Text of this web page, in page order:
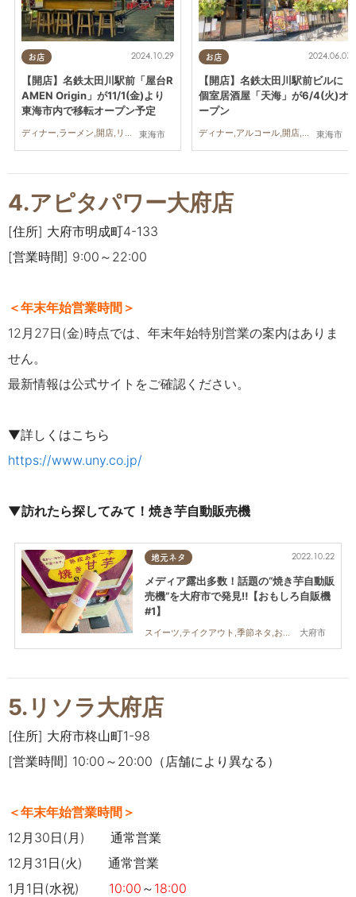
お店
東海市
2024.10.29
【開店】名鉄太田川駅前「屋台R
AMEN Origin」が11/1(金)より
東海市内で移転オープン予定
お店
東海市
2024.06.07
【開店】名鉄太田川駅前ビルに
個室居酒屋「天海」が6/4(火)オ
ープン
4.アピタパワー大府店
[住所] 大府市明成町4-133
[営業時間] 9:00～22:00
＜年末年始営業時間＞
12月27日(金)時点では、年末年始特別営業の案内はありま
せん。
最新情報は公式サイトをご確認ください。
▼詳しくはこちら
https://www.uny.co.jp/
▼訪れたら探してみて！焼き芋自動販売機
地元ネタ
大府市
2022.10.22
メディア露出多数！話題の“焼き芋自動販
売機”を大府市で発見‼【おもしろ自販機
#1】
スイーツ,テイクアウト,季節ネタ,おもしろ自販機,ワンコイン,自動販売機
5.リソラ大府店
[住所] 大府市柊山町1-98
[営業時間] 10:00～20:00（店舗により異なる）
＜年末年始営業時間＞
12月30日(月) 通常営業
12月31日(火) 通常営業
1月1日(水祝)
10:00 ～ 18:00